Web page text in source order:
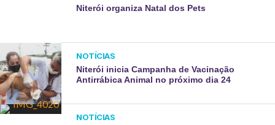
Niterói organiza Natal dos Pets
NOTÍCIAS
Niterói inicia Campanha de Vacinação
Antirrábica Animal no próximo dia 24
NOTÍCIAS